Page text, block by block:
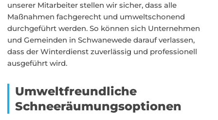
unserer Mitarbeiter stellen wir sicher, dass alle
Maßnahmen fachgerecht und umweltschonend
durchgeführt werden. So können sich Unternehmen
und Gemeinden in Schwanewede darauf verlassen,
dass der Winterdienst zuverlässig und professionell
ausgeführt wird.
Umweltfreundliche
Schneeräumungsoptionen